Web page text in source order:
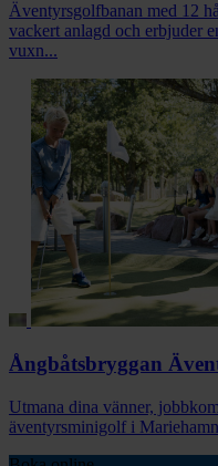
Äventyrsgolfbanan med 12
vackert anlagd och erbjuder
vuxn...
Ångbåtsbryggan
Utmana dina vänner,
äventyrsminigolf i